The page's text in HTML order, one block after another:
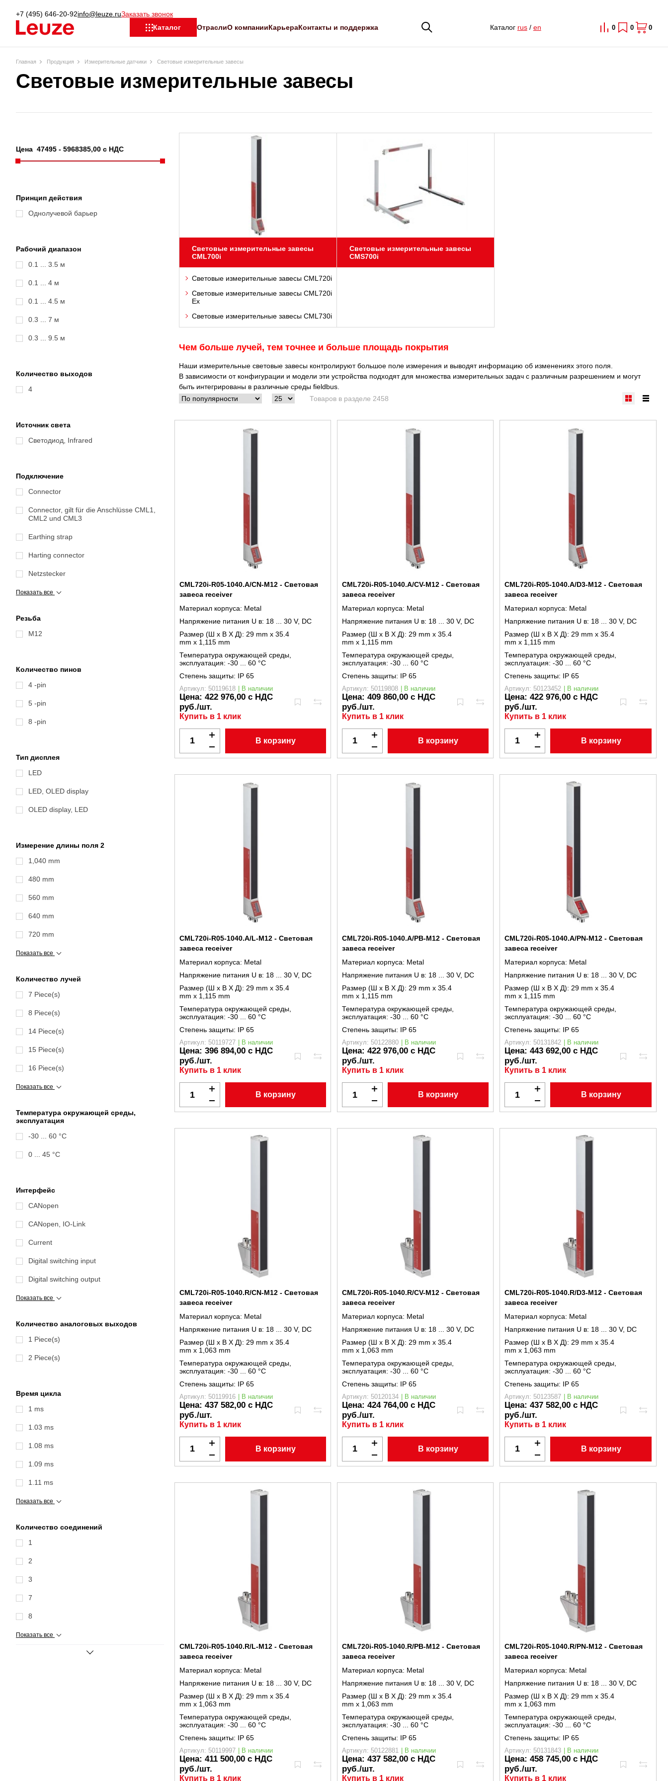
+7 (495) 646-20-92info@leuze.ruЗаказать звонок
Каталог
ОтраслиО компанииКарьераКонтакты и поддержка Каталог rus/ en 0 0 0
Главная Продукция Измерительные датчики Световые измерительные завесы
Световые измерительные завесы
Цена 47495 - 5968385,00 с НДС
Принцип действия
Однолучевой барьер
Рабочий диапазон
0.1 ... 3.5 м
0.1 ... 4 м
0.1 ... 4.5 м
0.3 ... 7 м
0.3 ... 9.5 м
Количество выходов
4
Источник света
Светодиод, Infrared
Подключение
Connector
Connector, gilt für die Anschlüsse CML1,
CML2 und CML3
Earthing strap
Harting connector
Netzstecker
Показать все
Резьба
M12
Количество пинов
4 -pin
5 -pin
8 -pin
Тип дисплея
LED
LED, OLED display
OLED display, LED
Измерение длины поля 2
1,040 mm
480 mm
560 mm
640 mm
720 mm
Показать все
Количество лучей
7 Piece(s)
8 Piece(s)
14 Piece(s)
15 Piece(s)
16 Piece(s)
Показать все
Температура окружающей среды,
эксплуатация
-30 ... 60 °C
0 ... 45 °C
Интерфейс
CANopen
CANopen, IO-Link
Current
Digital switching input
Digital switching output
Показать все
Количество аналоговых выходов
1 Piece(s)
2 Piece(s)
Время цикла
1 ms
1.03 ms
1.08 ms
1.09 ms
1.11 ms
Показать все
Количество соединений
1
2
3
7
8
Показать все
Световые измерительные завесы
CML700i
Световые измерительные завесы CML720i
Световые измерительные завесы CML720i
Ex
Световые измерительные завесы CML730i
Световые измерительные завесы
CMS700i
Чем больше лучей, тем точнее и больше площадь покрытия
Наши измерительные световые завесы контролируют большое поле измерения и выводят информацию об изменениях этого поля.
В зависимости от конфигурации и модели эти устройства подходят для множества измерительных задач с различным разрешением и могут
быть интегрированы в различные среды fieldbus.
Товаров в разделе 2458
CML720i-R05-1040.A/CN-M12 - Световая
завеса receiver
Материал корпуса: Metal
Напряжение питания U в: 18 ... 30 V, DC
Размер (Ш x В X Д): 29 mm x 35.4
mm x 1,115 mm
Температура окружающей среды,
эксплуатация: -30 ... 60 °C
Степень защиты: IP 65
Артикул: 50119618 | В наличии
Цена: 422 976,00 с НДС
руб./шт.
Купить в 1 клик
В корзину
CML720i-R05-1040.A/CV-M12 - Световая
завеса receiver
Материал корпуса: Metal
Напряжение питания U в: 18 ... 30 V, DC
Размер (Ш x В X Д): 29 mm x 35.4
mm x 1,115 mm
Температура окружающей среды,
эксплуатация: -30 ... 60 °C
Степень защиты: IP 65
Артикул: 50119808 | В наличии
Цена: 409 860,00 с НДС
руб./шт.
Купить в 1 клик
В корзину
CML720i-R05-1040.A/D3-M12 - Световая
завеса receiver
Материал корпуса: Metal
Напряжение питания U в: 18 ... 30 V, DC
Размер (Ш x В X Д): 29 mm x 35.4
mm x 1,115 mm
Температура окружающей среды,
эксплуатация:-30 ... 60 °C
Степень защиты: IP 65
Артикул: 50123452 | В наличии
Цена: 422 976,00 с НДС
руб./шт.
Купить в 1 клик
В корзину
CML720i-R05-1040.A/L-M12 - Световая
завеса receiver
Материал корпуса: Metal
Напряжение питания U в: 18 ... 30 V, DC
Размер (Ш x В X Д): 29 mm x 35.4
mm x 1,115 mm
Температура окружающей среды,
эксплуатация: -30 ... 60 °C
Степень защиты: IP 65
Артикул: 50119727 | В наличии
Цена: 396 894,00 с НДС
руб./шт.
Купить в 1 клик
В корзину
CML720i-R05-1040.A/PB-M12 - Световая
завеса receiver
Материал корпуса: Metal
Напряжение питания U в: 18 ... 30 V, DC
Размер (Ш x В X Д): 29 mm x 35.4
mm x 1,115 mm
Температура окружающей среды,
эксплуатация: -30 ... 60 °C
Степень защиты: IP 65
Артикул: 50122880 | В наличии
Цена: 422 976,00 с НДС
руб./шт.
Купить в 1 клик
В корзину
CML720i-R05-1040.A/PN-M12 - Световая
завеса receiver
Материал корпуса: Metal
Напряжение питания U в: 18 ... 30 V, DC
Размер (Ш x В X Д):29 mm x 35.4
mm x 1,115 mm
Температура окружающей среды,
эксплуатация:-30 ... 60 °C
Степень защиты: IP 65
Артикул: 50131842 | В наличии
Цена: 443 692,00 с НДС
руб./шт.
Купить в 1 клик
В корзину
CML720i-R05-1040.R/CN-M12 - Световая
завеса receiver
Материал корпуса: Metal
Напряжение питания U в: 18 ... 30 V, DC
Размер (Ш x В X Д): 29 mm x 35.4
mm x 1,063 mm
Температура окружающей среды,
эксплуатация: -30 ... 60 °C
Степень защиты: IP 65
Артикул: 50119916 | В наличии
Цена: 437 582,00 с НДС
руб./шт.
Купить в 1 клик
В корзину
CML720i-R05-1040.R/CV-M12 - Световая
завеса receiver
Материал корпуса: Metal
Напряжение питания U в: 18 ... 30 V, DC
Размер (Ш x В X Д): 29 mm x 35.4
mm x 1,063 mm
Температура окружающей среды,
эксплуатация: -30 ... 60 °C
Степень защиты: IP 65
Артикул: 50120134 | В наличии
Цена: 424 764,00 с НДС
руб./шт.
Купить в 1 клик
В корзину
CML720i-R05-1040.R/D3-M12 - Световая
завеса receiver
Материал корпуса: Metal
Напряжение питания U в: 18 ... 30 V, DC
Размер (Ш x В X Д): 29 mm x 35.4
mm x 1,063 mm
Температура окружающей среды,
эксплуатация:-30 ... 60 °C
Степень защиты: IP 65
Артикул: 50123587 | В наличии
Цена: 437 582,00 с НДС
руб./шт.
Купить в 1 клик
В корзину
CML720i-R05-1040.R/L-M12 - Световая
завеса receiver
Материал корпуса: Metal
Напряжение питания U в: 18 ... 30 V, DC
Размер (Ш x В X Д): 29 mm x 35.4
mm x 1,063 mm
Температура окружающей среды,
эксплуатация: -30 ... 60 °C
Степень защиты: IP 65
Артикул: 50119997 | В наличии
Цена: 411 500,00 с НДС
руб./шт.
Купить в 1 клик
CML720i-R05-1040.R/PB-M12 - Световая
завеса receiver
Материал корпуса: Metal
Напряжение питания U в: 18 ... 30 V, DC
Размер (Ш x В X Д): 29 mm x 35.4
mm x 1,063 mm
Температура окружающей среды,
эксплуатация: -30 ... 60 °C
Степень защиты: IP 65
Артикул: 50122881 | В наличии
Цена: 437 582,00 с НДС
руб./шт.
Купить в 1 клик
CML720i-R05-1040.R/PN-M12 - Световая
завеса receiver
Материал корпуса: Metal
Напряжение питания U в: 18 ... 30 V, DC
Размер (Ш x В X Д):29 mm x 35.4
mm x 1,063 mm
Температура окружающей среды,
эксплуатация:-30 ... 60 °C
Степень защиты: IP 65
Артикул: 50131843 | В наличии
Цена: 458 745,00 с НДС
руб./шт.
Купить в 1 клик